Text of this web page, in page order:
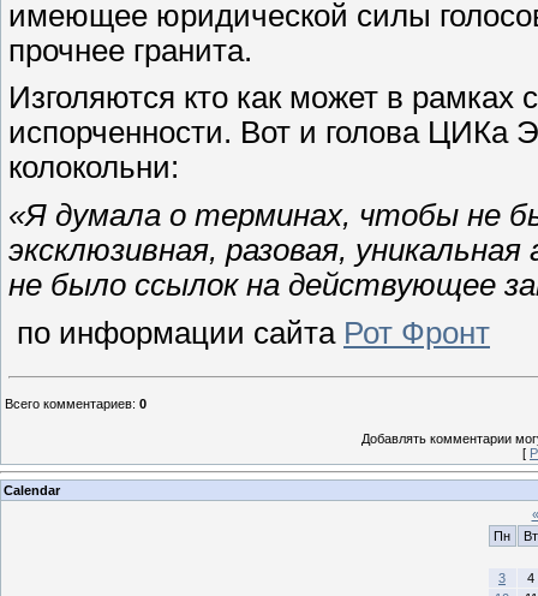
имеющее юридической силы
прочнее гранита.
Изголяются кто как может в
испорченности. Вот и голова ЦИКа
колокольни:
«Я думала о терминах, чтобы не
эксклюзивная, разовая,
не было ссылок на действующее
по информации сайта Рот Фронт
Всего комментариев: 0
Добавлять комментарии
[
Calendar
«
Пн
Вт
3
4